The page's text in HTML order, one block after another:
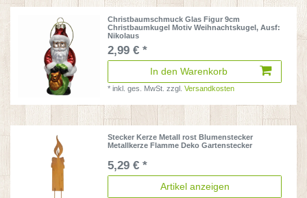
Christbaumschmuck Glas Figur 9cm
Christbaumkugel Motiv Weihnachtskugel, Ausf:
Nikolaus
2,99 € *
In den Warenkorb
*inkl. ges. MwSt. zzgl.Versandkosten
Stecker Kerze Metall rost Blumenstecker
Metallkerze Flamme Deko Gartenstecker
5,29 € *
Artikel anzeigen